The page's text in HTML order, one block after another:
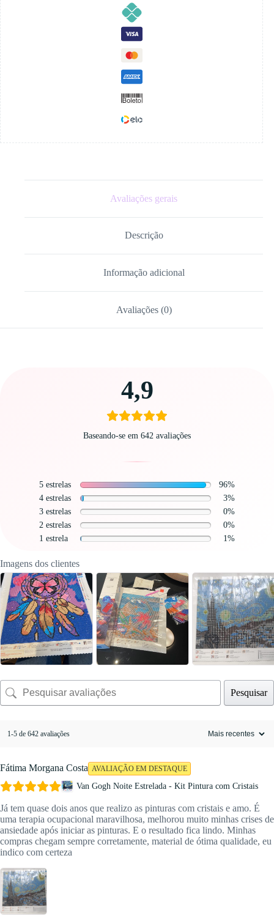
Avaliações gerais
Descrição
Informação adicional
Avaliações (0)
4,9
Baseando-se em 642 avaliações
5 estrelas
96%
4 estrelas
3%
3 estrelas
0%
2 estrelas
0%
1 estrela
1%
Imagens dos clientes
Pesquisar
1-5 de 642 avaliações
Fátima Morgana Costa AVALIAÇÃO EM DESTAQUE
Van Gogh Noite Estrelada - Kit Pintura com Cristais
Já tem quase dois anos que realizo as pinturas com cristais e amo. É
uma terapia ocupacional maravilhosa, melhorou muito minhas crises de
ansiedade após iniciar as pinturas. E o resultado fica lindo. Minhas
compras chegam sempre corretamente, material de ótima qualidade, eu
indico com certeza